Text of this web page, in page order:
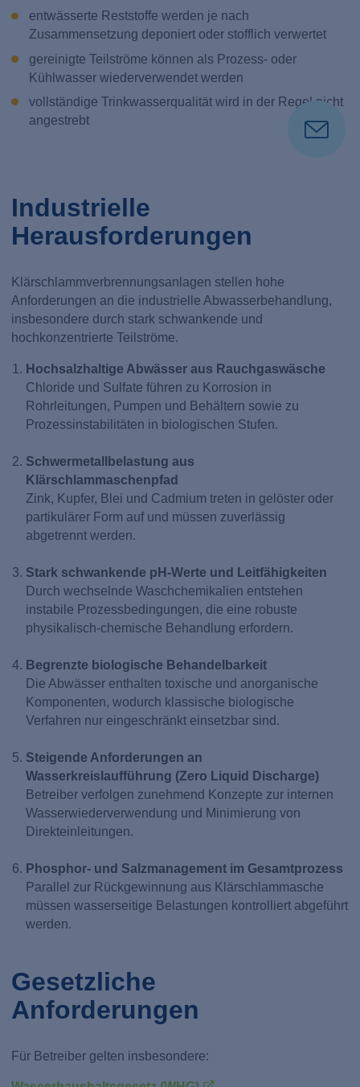
entwässerte Reststoffe werden je nach
Zusammensetzung deponiert oder stofflich verwertet
gereinigte Teilströme können als Prozess- oder
Kühlwasser wiederverwendet werden
vollständige Trinkwasserqualität wird in der Regel nicht
angestrebt
Industrielle
Herausforderungen
Klärschlammverbrennungsanlagen stellen hohe
Anforderungen an die industrielle Abwasserbehandlung,
insbesondere durch stark schwankende und
hochkonzentrierte Teilströme.
Hochsalzhaltige Abwässer aus Rauchgaswäsche
Chloride und Sulfate führen zu Korrosion in
Rohrleitungen, Pumpen und Behältern sowie zu
Prozessinstabilitäten in biologischen Stufen.
Schwermetallbelastung aus
Klärschlammaschenpfad
Zink, Kupfer, Blei und Cadmium treten in gelöster oder
partikulärer Form auf und müssen zuverlässig
abgetrennt werden.
Stark schwankende pH-Werte und Leitfähigkeiten
Durch wechselnde Waschchemikalien entstehen
instabile Prozessbedingungen, die eine robuste
physikalisch-chemische Behandlung erfordern.
Begrenzte biologische Behandelbarkeit
Die Abwässer enthalten toxische und anorganische
Komponenten, wodurch klassische biologische
Verfahren nur eingeschränkt einsetzbar sind.
Steigende Anforderungen an
Wasserkreislaufführung (Zero Liquid Discharge)
Betreiber verfolgen zunehmend Konzepte zur internen
Wasserwiederverwendung und Minimierung von
Direkteinleitungen.
Phosphor- und Salzmanagement im Gesamtprozess
Parallel zur Rückgewinnung aus Klärschlammasche
müssen wasserseitige Belastungen kontrolliert abgeführt
werden.
Gesetzliche
Anforderungen
Für Betreiber gelten insbesondere: